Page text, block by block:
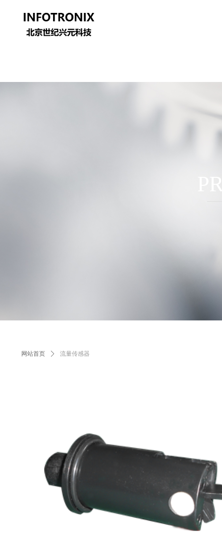
网站首页 ꄲ 流量传感器
Control Render